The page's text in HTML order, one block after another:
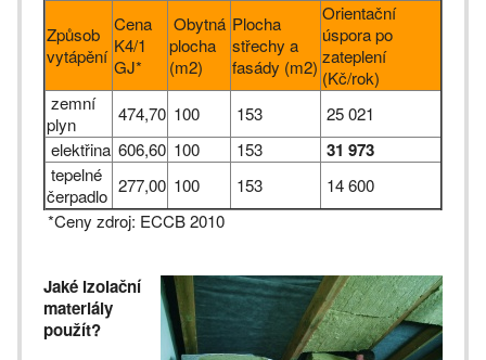
Způsob
vytápění
Cena
K4/1
GJ*
Obytná
plocha
(m2)
Plocha
střechy a
fasády (m2)
Orientační
úspora po
zateplení
(Kč/rok)
zemní
plyn
474,70 100 153
25 021
elektřina 606,60 100 153 31 973
tepelné
čerpadlo 277,00 100 153
14 600
*Ceny zdroj: ECCB 2010
Jaké izolační
materiály
použít?